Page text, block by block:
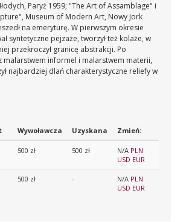
Paryż 1959; "The Art of Assamblage" i
Museum of Modern Art, Nowy Jork
na emeryturę. W pierwszym okresie
syntetyczne pejzaże, tworzył też kolaże, w
przekroczył granicę abstrakcji. Po
malarstwem informel i malarstwem materii,
najbardziej dlań charakterystyczne reliefy w
Wywoławcza Uzyskana Zmień:
500 zł 500 zł N/A PLN
USD EUR
500 zł - N/A PLN
USD EUR